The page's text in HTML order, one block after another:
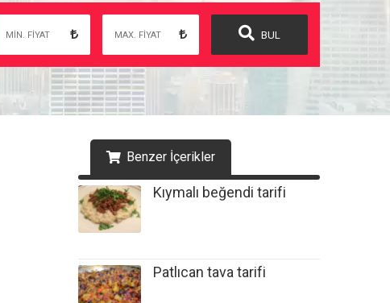
BUL
Benzer İçerikler
Kıymalı beğendi tarifi
Patlıcan tava tarifi